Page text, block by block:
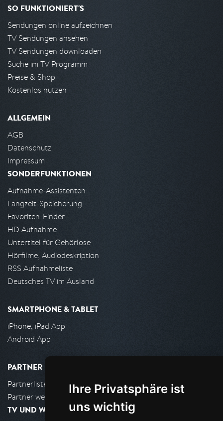
Ihre Privatsphäre ist
uns wichtig
SO FUNKTIONIERT'S
Sendungen online aufzeichnen
TV Sendungen ansehen
TV Sendungen downloaden
Suche im TV Programm
Preise & Shop
Kostenlos nutzen
ALLGEMEIN
AGB
Datenschutz
Impressum
SONDERFUNKTIONEN
Aufnahme-Assistenten
Langzeit-Speicherung
Favoriten-Finder
HD Aufnahme
Untertitel für Gehörlose
Hörfilme, Audiodeskription
RSS Aufnahmeliste
Deutsches TV im Ausland
SMARTPHONE & TABLET
iPhone, iPad App
Android App
PARTNER
Partnerliste
Partner werden
TV UND WOHNZIMMER